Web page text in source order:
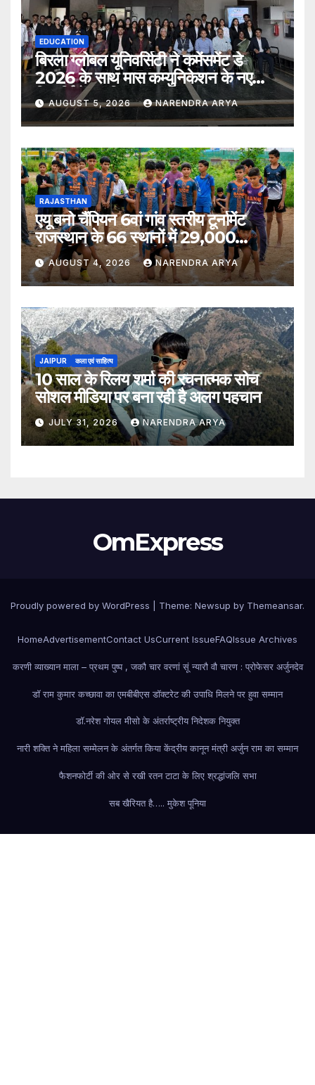
EDUCATION
बिरला ग्लोबल यूनिवर्सिटी ने कमेंसमेंट डे
2026 के साथ मास कम्युनिकेशन के नए
विद्यार्थियों का किया स्वागत
AUGUST 5, 2026 NARENDRA ARYA
RAJASTHAN
एयू बनो चैंपियन 6वां गांव स्तरीय टूर्नामेंट
राजस्थान के 66 स्थानों में 29,000
खिलाड़ियों की भागीदारी के साथ संपन्न हुआ
AUGUST 4, 2026 NARENDRA ARYA
JAIPUR कला एवं साहित्य
10 साल के रिलय शर्मा की रचनात्मक सोच
सोशल मीडिया पर बना रही है अलग पहचान
JULY 31, 2026 NARENDRA ARYA
OmExpress
Proudly powered by WordPress Theme: Newsup by Themeansar.
HomeAdvertisementContact UsCurrent IssueFAQIssue Archives
करणी व्याख्यान माला – प्रथम पुष्प , जकौ चार वरणां सूं न्यारौ वौ चारण : प्रोफेसर अर्जुनदेव
डॉ राम कुमार कच्छावा का एमबीबीएस डॉक्टरेट की उपाधि मिलने पर हुवा सम्मान
डॉ.नरेश गोयल मीसो के अंतर्राष्ट्रीय निदेशक नियुक्त
नारी शक्ति ने महिला सम्मेलन के अंतर्गत किया केंद्रीय कानून मंत्री अर्जुन राम का सम्मान
फैशनफोर्टी की ओर से रखी रतन टाटा के लिए श्रद्धांजलि सभा
सब खैरियत है….. मुकेश पूनिया